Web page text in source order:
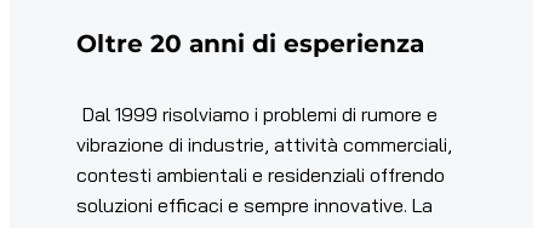
Oltre 20 anni di esperienza
Dal 1999 risolviamo i problemi di rumore e
vibrazione di industrie, attività commerciali,
contesti ambientali e residenziali offrendo
soluzioni efficaci e sempre innovative. La